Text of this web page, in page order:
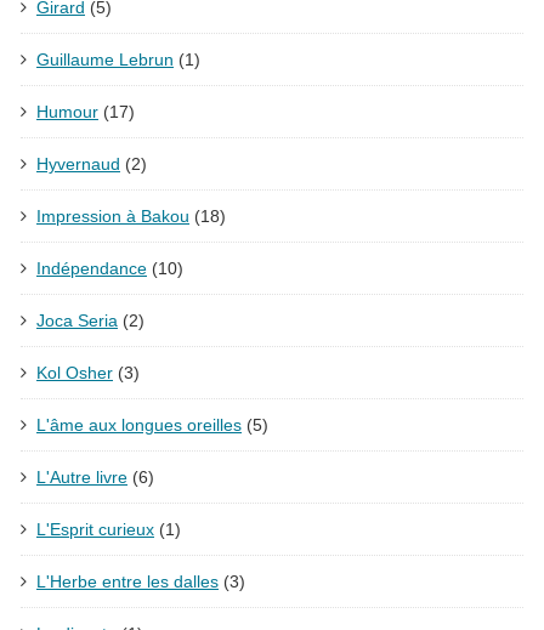
Girard (5)
Guillaume Lebrun (1)
Humour (17)
Hyvernaud (2)
Impression à Bakou (18)
Indépendance (10)
Joca Seria (2)
Kol Osher (3)
L'âme aux longues oreilles (5)
L'Autre livre (6)
L'Esprit curieux (1)
L'Herbe entre les dalles (3)